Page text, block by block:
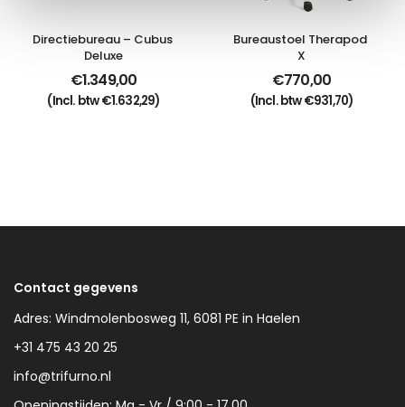
Directiebureau – Cubus
Deluxe
€1.349,00
(Incl. btw€1.632,29)
Bureaustoel Therapod
X
€770,00
(Incl. btw€931,70)
Contact gegevens
Adres: Windmolenbosweg 11, 6081 PE in Haelen
+31 475 43 20 25
info@trifurno.nl